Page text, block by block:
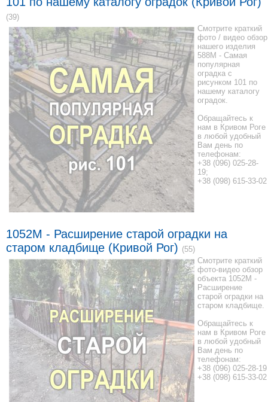
(39)
Смотрите краткий
фото / видео обзор
нашего изделия
588M - Самая
популярная
оградка с
рисунком 101 по
нашему каталогу
оградок.
Обращайтесь к
нам в Кривом Роге
в любой удобный
Вам день по
телефонам:
+38 (096) 025-28-
19;
+38 (098) 615-33-02
1052M - Расширение старой оградки на
старом кладбище (Кривой Рог) (55)
Смотрите краткий
фото-видео обзор
объекта 1052M -
Расширение
старой оградки на
старом кладбище.
Обращайтесь к
нам в Кривом Роге
в любой удобный
Вам день по
телефонам:
+38 (096) 025-28-19
+38 (098) 615-33-02